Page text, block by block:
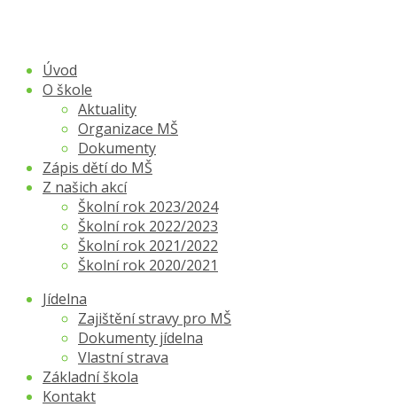
Úvod
O škole
Aktuality
Organizace MŠ
Dokumenty
Zápis dětí do MŠ
Z našich akcí
Školní rok 2023/2024
Školní rok 2022/2023
Školní rok 2021/2022
Školní rok 2020/2021
Jídelna
Zajištění stravy pro MŠ
Dokumenty jídelna
Vlastní strava
Základní škola
Kontakt